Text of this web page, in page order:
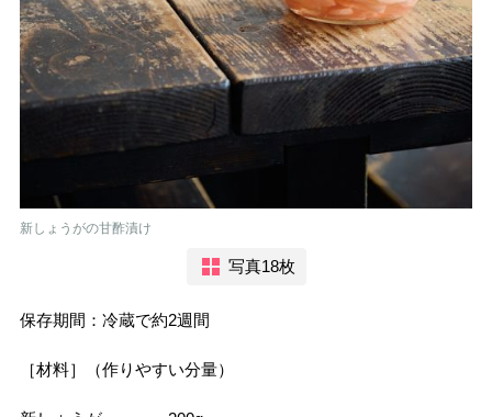
新しょうがの甘酢漬け
写真18枚
保存期間：冷蔵で約2週間
［材料］（作りやすい分量）